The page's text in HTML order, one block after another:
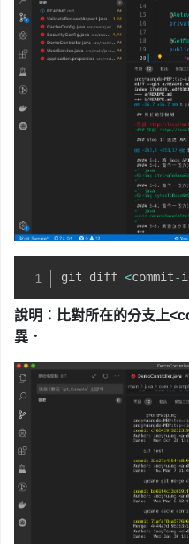
git diff <commit-
說明：比對所在的分支上
異 ．